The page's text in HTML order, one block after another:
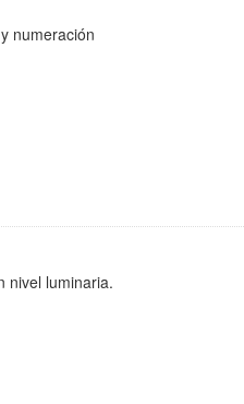
numeración
nivel luminaria.